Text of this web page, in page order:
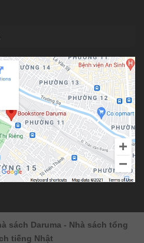
sách Daruma - Nhà sách tổng
tiếng Nhật